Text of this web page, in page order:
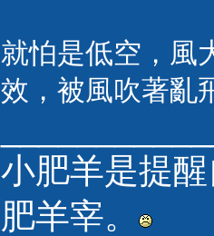
就怕是低空，風
效，被風吹著亂
小肥羊是提
肥羊宰。